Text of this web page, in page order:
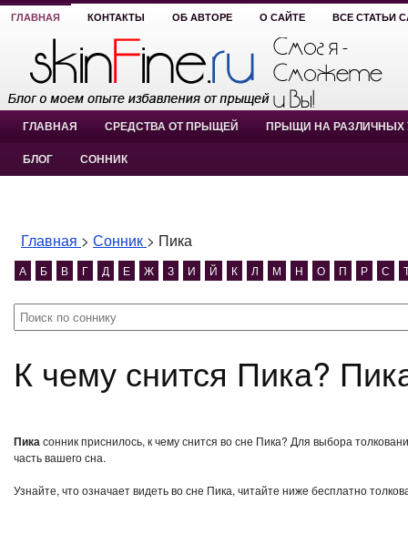
ГЛАВНАЯ КОНТАКТЫ ОБ АВТОРЕ О САЙТЕ ВСЕ СТАТЬИ
ГЛАВНАЯ СРЕДСТВА ОТ ПРЫЩЕЙ ПРЫЩИ НА РАЗЛИЧНЫХ
БЛОГ СОННИК
Главная > Сонник > Пика
А Б В Г Д Е Ж З И Й К Л М Н О П Р С
К чему снится Пика?
Пикасонник приснилось, к чему снится во сне Пика? Для выбора
часть вашего сна.
Узнайте, что означает видеть во сне Пика, читайте ниже бесплатно